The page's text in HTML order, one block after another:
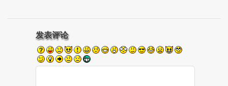
发表评论